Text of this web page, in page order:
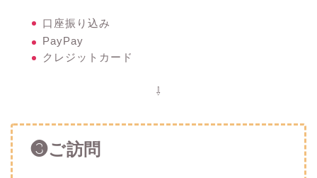
口座振り込み
PayPay
クレジットカード
⇩
❸ご訪問